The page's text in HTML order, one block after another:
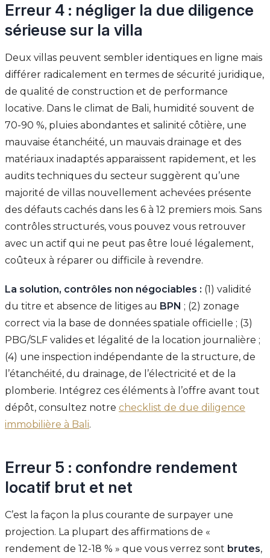
Erreur 4 : négliger la due diligence
sérieuse sur la villa
Deux villas peuvent sembler identiques en ligne mais
différer radicalement en termes de sécurité juridique,
de qualité de construction et de performance
locative. Dans le climat de Bali, humidité souvent de
70-90 %, pluies abondantes et salinité côtière, une
mauvaise étanchéité, un mauvais drainage et des
matériaux inadaptés apparaissent rapidement, et les
audits techniques du secteur suggèrent qu’une
majorité de villas nouvellement achevées présente
des défauts cachés dans les 6 à 12 premiers mois. Sans
contrôles structurés, vous pouvez vous retrouver
avec un actif qui ne peut pas être loué légalement,
coûteux à réparer ou difficile à revendre.
La solution, contrôles non négociables : (1) validité
du titre et absence de litiges au BPN ; (2) zonage
correct via la base de données spatiale officielle ; (3)
PBG/SLF valides et légalité de la location journalière ;
(4) une inspection indépendante de la structure, de
l’étanchéité, du drainage, de l’électricité et de la
plomberie. Intégrez ces éléments à l’offre avant tout
dépôt, consultez notre checklist de due diligence
immobilière à Bali.
Erreur 5 : confondre rendement
locatif brut et net
C’est la façon la plus courante de surpayer une
projection. La plupart des affirmations de «
rendement de 12-18 % » que vous verrez sont brutes,